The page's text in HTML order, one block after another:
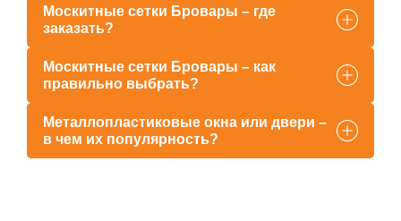
Москитные сетки Бровары – где
заказать?
Москитные сетки Бровары – как
правильно выбрать?
Металлопластиковые окна или двери –
в чем их популярность?